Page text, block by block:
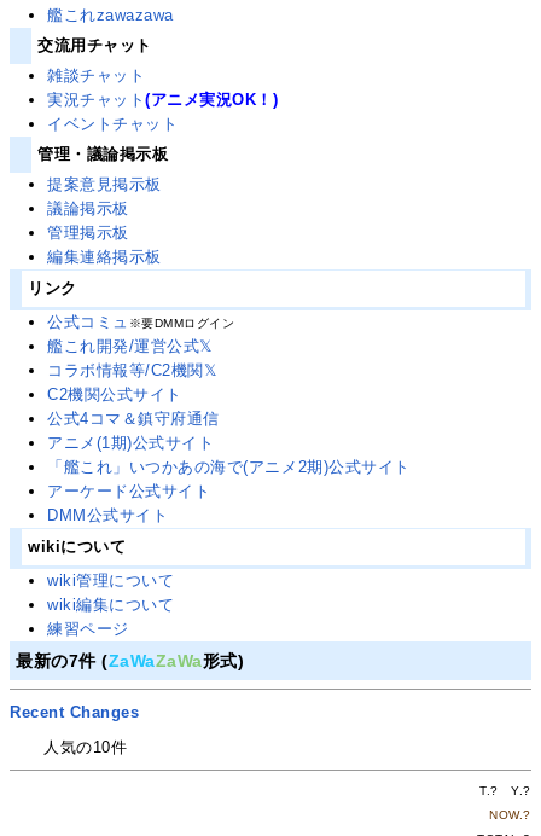
艦これzawazawa
交流用チャット
雑談チャット
実況チャット(アニメ実況OK！)
イベントチャット
管理・議論掲示板
提案意見掲示板
議論掲示板
管理掲示板
編集連絡掲示板
リンク
公式コミュ ※要DMMログイン
艦これ開発/運営公式𝕏
コラボ情報等/C2機関𝕏
C2機関公式サイト
公式4コマ＆鎮守府通信
アニメ(1期)公式サイト
「艦これ」いつかあの海で(アニメ2期)公式サイト
アーケード公式サイト
DMM公式サイト
wikiについて
wiki管理について
wiki編集について
練習ページ
最新の7件 (ZaWaZaWa形式)
Recent Changes
人気の10件
T.? Y.?
NOW.?